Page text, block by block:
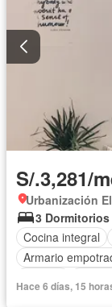
S/.3,281/
Urbanización
3 Dormitorios
Cocina integral
Armario
Hace 6 días, 15